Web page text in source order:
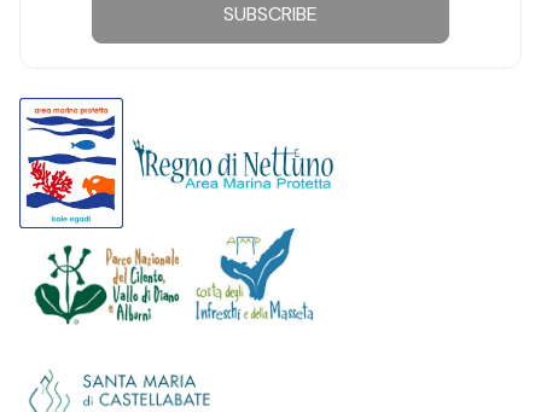
SUBSCRIBE